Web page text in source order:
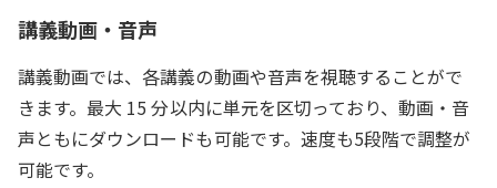
講義動画・音声
講義動画では、各講義の動画や音声を視聴することがで
きます。最大 15 分以内に単元を区切っており、動画・音
声ともにダウンロードも可能です。速度も5段階で調整が
可能です。